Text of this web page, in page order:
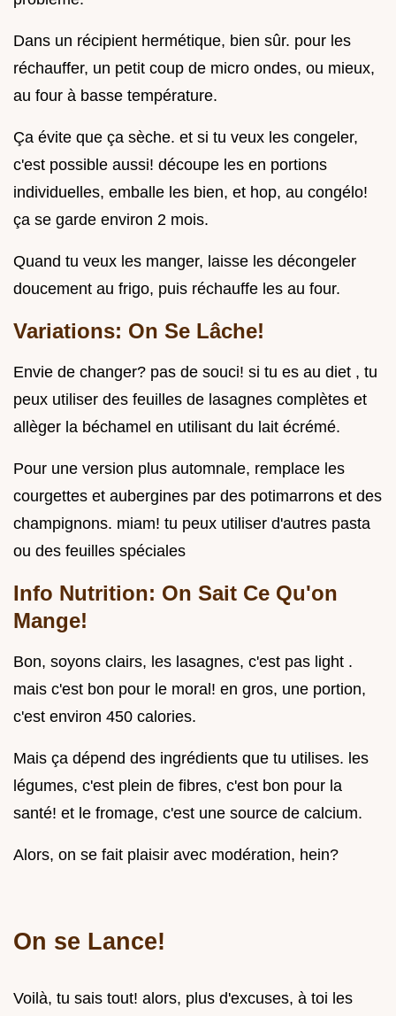
Dans un récipient hermétique, bien sûr. pour les
réchauffer, un petit coup de micro ondes, ou mieux,
au four à basse température.
Ça évite que ça sèche. et si tu veux les congeler,
c'est possible aussi! découpe les en portions
individuelles, emballe les bien, et hop, au congélo!
ça se garde environ 2 mois.
Quand tu veux les manger, laisse les décongeler
doucement au frigo, puis réchauffe les au four.
Variations: On Se Lâche!
Envie de changer? pas de souci! si tu es au diet , tu
peux utiliser des feuilles de lasagnes complètes et
allèger la béchamel en utilisant du lait écrémé.
Pour une version plus automnale, remplace les
courgettes et aubergines par des potimarrons et des
champignons. miam! tu peux utiliser d'autres pasta
ou des feuilles spéciales
Info Nutrition: On Sait Ce Qu'on
Mange!
Bon, soyons clairs, les lasagnes, c'est pas light .
mais c'est bon pour le moral! en gros, une portion,
c'est environ 450 calories.
Mais ça dépend des ingrédients que tu utilises. les
légumes, c'est plein de fibres, c'est bon pour la
santé! et le fromage, c'est une source de calcium.
Alors, on se fait plaisir avec modération, hein?
On se Lance!
Voilà, tu sais tout! alors, plus d'excuses, à toi les